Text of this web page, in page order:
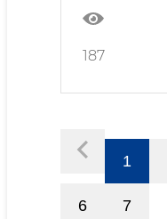
187
1
6 7